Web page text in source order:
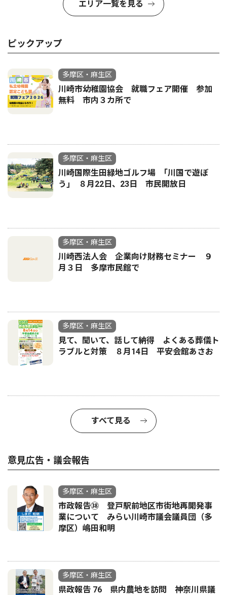
エリア一覧を見る
ピックアップ
多摩区・麻生区
川崎市幼稚園協会 就職フェア開催 参加
無料 市内３カ所で
多摩区・麻生区
川崎国際生田緑地ゴルフ場 ｢川国で遊ぼ
う｣ ８月22日、23日 市民開放日
多摩区・麻生区
川崎西法人会 企業向け財務セミナー ９
月３日 多摩市民館で
多摩区・麻生区
見て、聞いて、話して納得 よくある葬儀ト
ラブルと対策 ８月14日 平安会館あさお
すべて見る
意見広告・議会報告
多摩区・麻生区
市政報告㊳ 登戸駅前地区市街地再開発事
業について みらい川崎市議会議員団（多
摩区）嶋田和明
多摩区・麻生区
県政報告 76 県内農地を訪問 神奈川県議